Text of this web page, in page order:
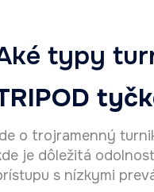
typy
o trojramenný
je dôležitá
s nízkymi